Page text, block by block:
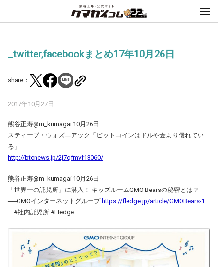
_twitter,facebookまとめ17年10月26日
share：
2017年10月27日
熊谷正寿‏@m_kumagai 10月26日
スティーブ・ウォズニアック「ビットコインはドルや金より優れてい
る」
http://btcnews.jp/2j7qfmvf13060/
熊谷正寿‏@m_kumagai 10月26日
「世界一の託児所」に潜入！ キッズルームGMO Bearsの秘密とは？
──GMOインターネットグループ https://fledge.jp/article/GMOBears-1
… #社内託児所 #Fledge